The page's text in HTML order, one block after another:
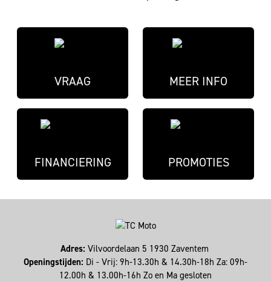
VRAAG MEER INFO
FINANCIERING PROMOTIES
Adres: Vilvoordelaan 5 1930 Zaventem
Openingstijden: Di - Vrij: 9h-13.30h & 14.30h-18h Za: 09h-
12.00h & 13.00h-16h Zo en Ma gesloten